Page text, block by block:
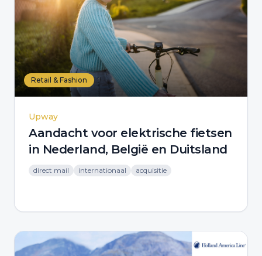
Retail & Fashion
Upway
Aandacht voor elektrische fietsen
in Nederland, België en Duitsland
direct mail internationaal acquisitie